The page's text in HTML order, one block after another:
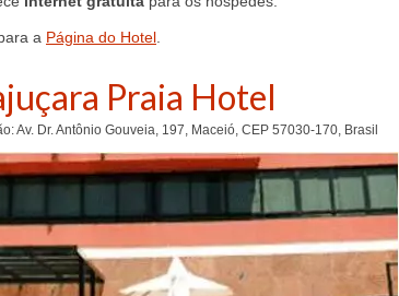
a Página do Hotel
Praia Hotel
Av. Dr. Antônio Gouveia, 197, Maceió, CEP 57030-170, Brasil